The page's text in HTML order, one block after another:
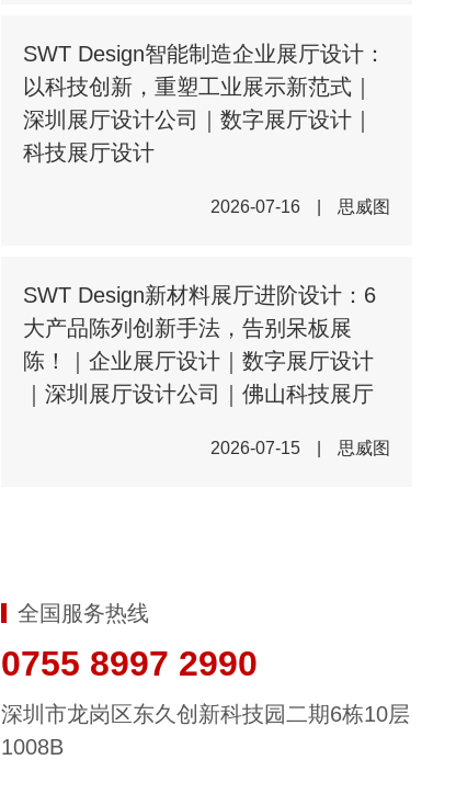
SWT Design智能制造企业展厅设计：
以科技创新，重塑工业展示新范式｜
深圳展厅设计公司｜数字展厅设计｜
科技展厅设计
2026-07-16 思威图
SWT Design新材料展厅进阶设计：6
大产品陈列创新手法，告别呆板展
陈！｜企业展厅设计｜数字展厅设计
｜深圳展厅设计公司｜佛山科技展厅
2026-07-15 思威图
全国服务热线
0755 8997 2990
深圳市龙岗区东久创新科技园二期6栋10层
1008B